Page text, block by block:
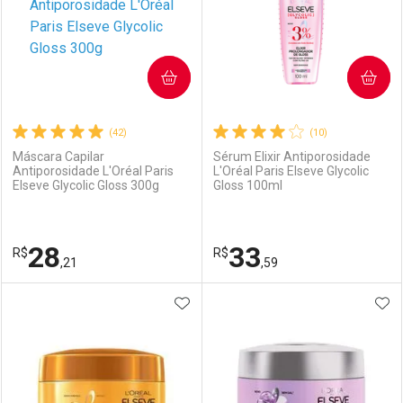
(42)
Máscara Capilar
Antiporosidade L'Oréal Paris
Elseve Glycolic Gloss 300g
R$28,21
COMPRAR
Laboratório
Por Menos
(10)
Sérum Elixir Antiporosidade
L'Oréal Paris Elseve Glycolic
Gloss 100ml
R$33,59
COMPRAR
Laboratório
Por Menos
ADICIONAR AOS FAVORITOS